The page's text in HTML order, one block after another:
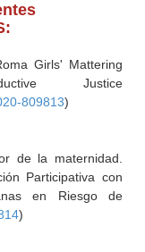
Girls' Mattering
Justice
809813)
de la maternidad.
Participativa con
en Riesgo de
)